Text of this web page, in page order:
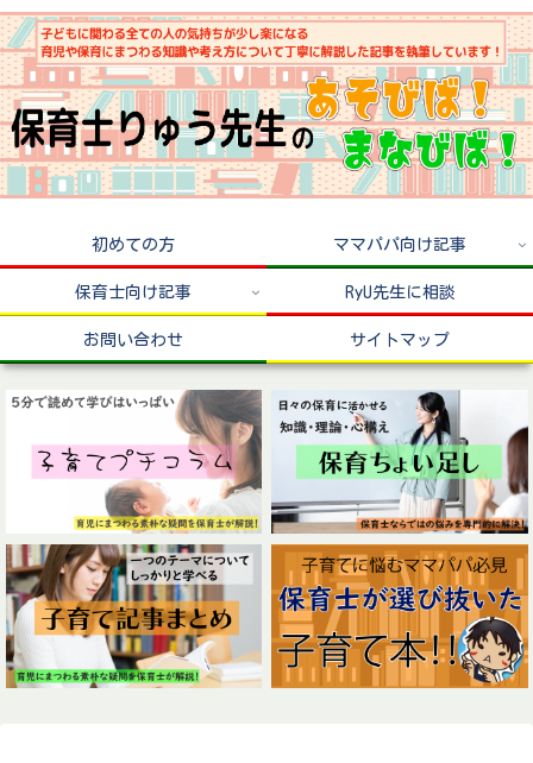
初めての方 ママパパ向け記事
保育士向け記事 RyU先生に相談
お問い合わせ サイトマップ